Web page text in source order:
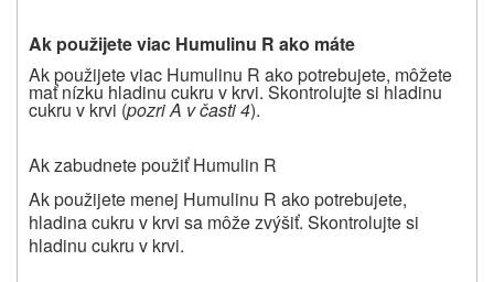
Ak použijete viac Humulinu R ako máte
Ak použijete viac Humulinu R ako potrebujete, môžete
mať nízku hladinu cukru v krvi. Skontrolujte si hladinu
cukru v krvi (pozri A v časti 4).
Ak zabudnete použiť Humulin R
Ak použijete menej Humulinu R ako potrebujete,
hladina cukru v krvi sa môže zvýšiť. Skontrolujte si
hladinu cukru v krvi.